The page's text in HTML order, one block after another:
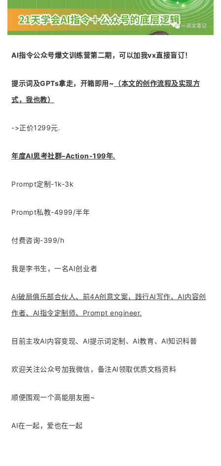
AI指令公众号爆文训练营第二期，可以加我vx直接盲订！
提示词及GPTs拿走，开箱即用~ （本文的创作流程及实现方
式，我也教）
->正价1299元.
年度AI思考社群–Action-199年.
Prompt定制-1k-3k
Prompt私教-4999/半年
付费咨询-399/h
我是李书生，一名AI创业者
AI破局俱乐部合伙人、前4A创意文案，践行AI写作、AI内容创
作者、AI指令定制师、Prompt engineer.
目前主攻AI内容变现、AI提示词定制、AI教育、AI知识科普
欢迎关注公众号加我微信，备注AI领取优质文档资料
顺便围观一个高能朋友圈~
AI在一起，爱也在一起